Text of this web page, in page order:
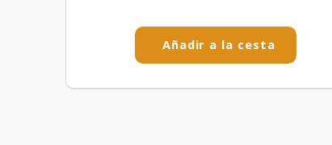
Añadir a la cesta